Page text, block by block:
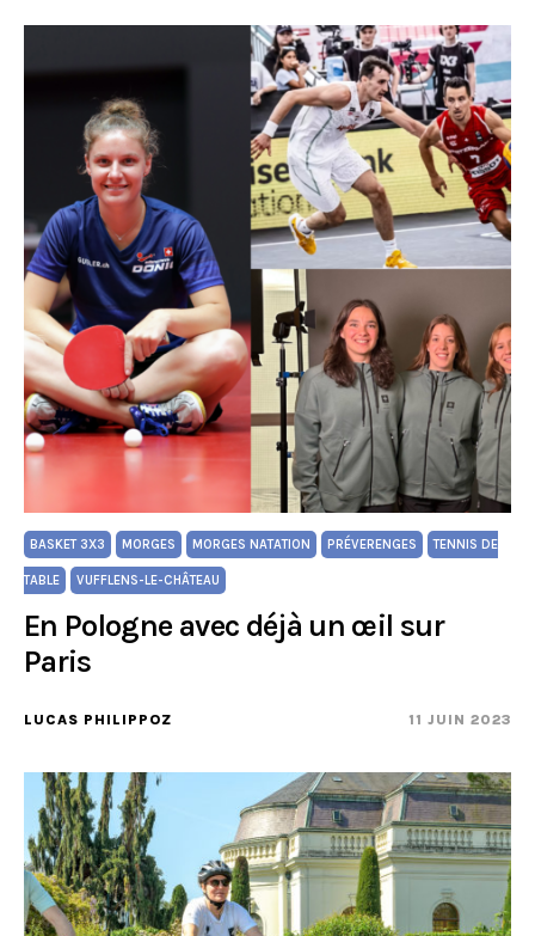
BASKET 3X3 MORGES MORGES NATATION PRÉVERENGES TENNIS DE
TABLE VUFFLENS-LE-CHÂTEAU
En Pologne avec déjà un œil sur
Paris
LUCAS PHILIPPOZ 11 JUIN 2023